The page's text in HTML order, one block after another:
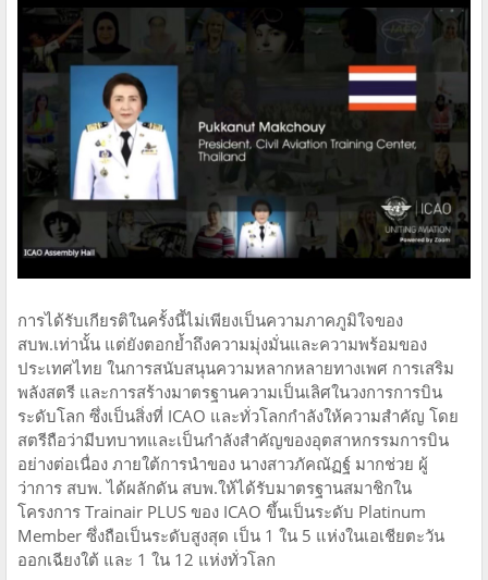
การได้รับเกียรติในครั้งนี้ไม่เพียงเป็นความภาคภูมิใจของ
สบพ.เท่านั้น แต่ยังตอกย้ำถึงความมุ่งมั่นและความพร้อมของ
ประเทศไทย ในการสนับสนุนความหลากหลายทางเพศ การเสริม
พลังสตรี และการสร้างมาตรฐานความเป็นเลิศในวงการการบิน
ระดับโลก ซึ่งเป็นสิ่งที่ ICAO และทั่วโลกกำลังให้ความสำคัญ โดย
สตรีถือว่ามีบทบาทและเป็นกำลังสำคัญของอุตสาหกรรมการบิน
อย่างต่อเนื่อง ภายใต้การนำของ นางสาวภัคณัฏฐ์ มากช่วย ผู้
ว่าการ สบพ. ได้ผลักดัน สบพ.ให้ได้รับมาตรฐานสมาชิกใน
โครงการ Trainair PLUS ของ ICAO ขึ้นเป็นระดับ Platinum
Member ซึ่งถือเป็นระดับสูงสุด เป็น 1 ใน 5 แห่งในเอเชียตะวัน
ออกเฉียงใต้ และ 1 ใน 12 แห่งทั่วโลก